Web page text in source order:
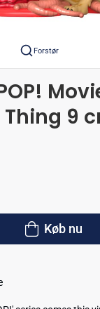
Forstør
Thing 9
Køb nu